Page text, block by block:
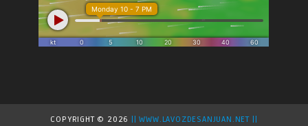
COPYRIGHT © 2026 || WWW.LAVOZDESANJUAN.NET ||